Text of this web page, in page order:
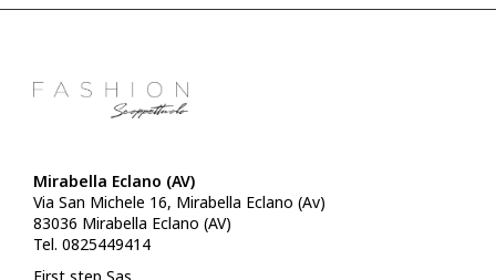
Mirabella Eclano (AV)
Via San Michele 16, Mirabella Eclano (Av)
83036 Mirabella Eclano (AV)
Tel. 0825449414